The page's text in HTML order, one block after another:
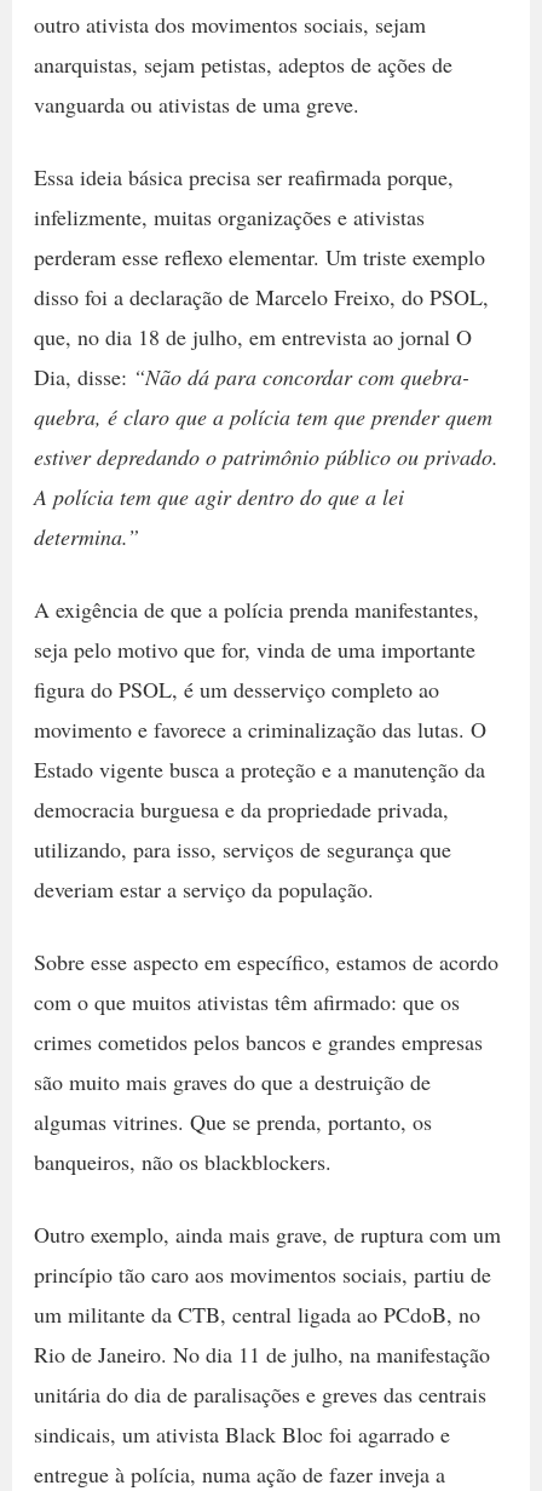
outro ativista dos movimentos sociais, sejam
anarquistas, sejam petistas, adeptos de ações de
vanguarda ou ativistas de uma greve.
Essa ideia básica precisa ser reafirmada porque,
infelizmente, muitas organizações e ativistas
perderam esse reflexo elementar. Um triste exemplo
disso foi a declaração de Marcelo Freixo, do PSOL,
que, no dia 18 de julho, em entrevista ao jornal O
Dia, disse: “Não dá para concordar com quebra-
quebra, é claro que a polícia tem que prender quem
estiver depredando o patrimônio público ou privado.
A polícia tem que agir dentro do que a lei
determina.”
A exigência de que a polícia prenda manifestantes,
seja pelo motivo que for, vinda de uma importante
figura do PSOL, é um desserviço completo ao
movimento e favorece a criminalização das lutas. O
Estado vigente busca a proteção e a manutenção da
democracia burguesa e da propriedade privada,
utilizando, para isso, serviços de segurança que
deveriam estar a serviço da população.
Sobre esse aspecto em específico, estamos de acordo
com o que muitos ativistas têm afirmado: que os
crimes cometidos pelos bancos e grandes empresas
são muito mais graves do que a destruição de
algumas vitrines. Que se prenda, portanto, os
banqueiros, não os blackblockers.
Outro exemplo, ainda mais grave, de ruptura com um
princípio tão caro aos movimentos sociais, partiu de
um militante da CTB, central ligada ao PCdoB, no
Rio de Janeiro. No dia 11 de julho, na manifestação
unitária do dia de paralisações e greves das centrais
sindicais, um ativista Black Bloc foi agarrado e
entregue à polícia, numa ação de fazer inveja a